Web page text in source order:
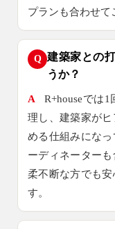
プランも合わせて
Q 建築家との
うか？
A
R+houseでは
理し、建築家が
める仕組みにな
ーディネーター
柔不断な方でも
す。